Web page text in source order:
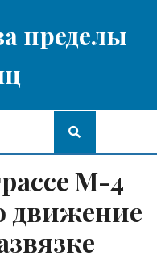
пределы
М-4
движение